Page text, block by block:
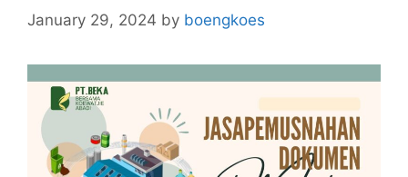
January 29, 2024 by boengkoes